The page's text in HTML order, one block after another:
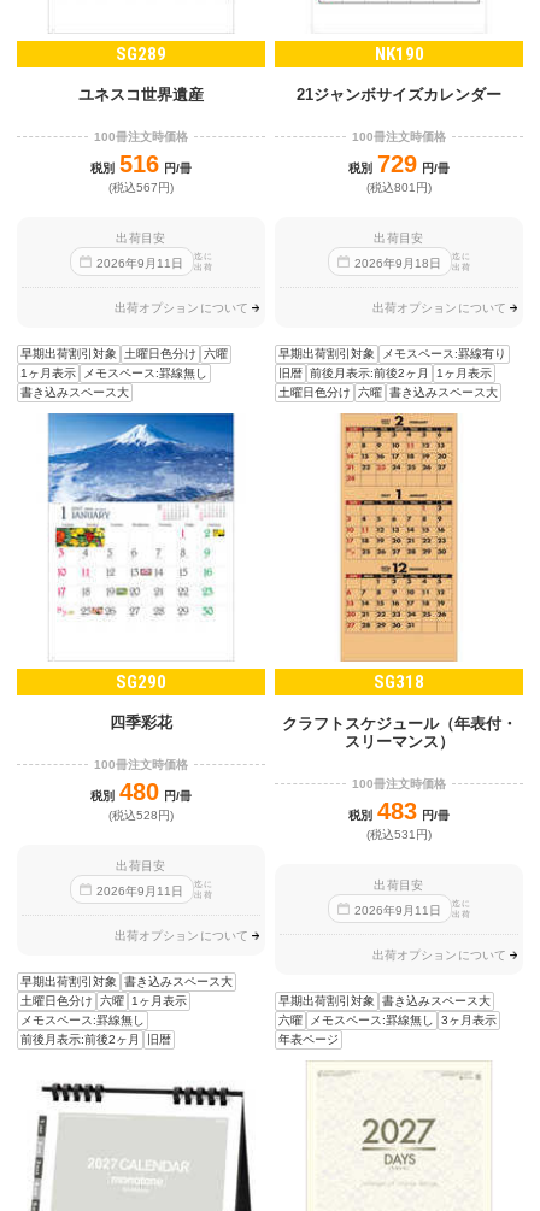
SG289
ユネスコ世界遺産
100冊注文時価格
税別 516 円/冊
(税込567円)
出荷目安
2026年9 月11 日
迄に
出荷
出荷オプションについて
早期出荷割引対象 土曜日色分け
六曜
1ヶ月表示
メモスペース:罫線無し
書き込みスペース大
NK190
21ジャンボサイズカレンダー
100冊注文時価格
税別 729 円/冊
(税込801円)
出荷目安
2026年9 月18 日
迄に
出荷
出荷オプションについて
早期出荷割引対象
メモスペース:罫線有り
旧暦 前後月表示:前後2ヶ月
1ヶ月表示
土曜日色分け
六曜 書き込みスペース大
SG290
四季彩花
100冊注文時価格
税別 480 円/冊
(税込528円)
出荷目安
2026年9 月11 日
迄に
出荷
出荷オプションについて
早期出荷割引対象
書き込みスペース大
土曜日色分け
六曜 1ヶ月表示
メモスペース:罫線無し
前後月表示:前後2ヶ月
旧暦
SG318
クラフトスケジュール（年表付・
スリーマンス）
100冊注文時価格
税別 483 円/冊
(税込531円)
出荷目安
2026年9 月 11 日
迄に
出荷
出荷オプションについて
早期出荷割引対象
書き込みスペース大
六曜
メモスペース:罫線無し
3ヶ月表示
年表ページ